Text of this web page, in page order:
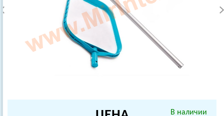
В наличии